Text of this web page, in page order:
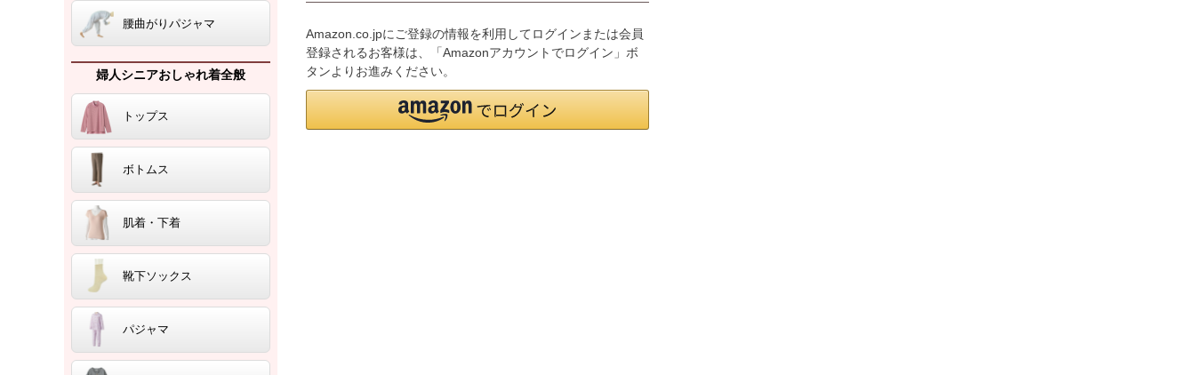
腰曲がりパジャマ
婦人シニアおしゃれ着全般
トップス
ボトムス
肌着・下着
靴下ソックス
パジャマ
Amazon.co.jpにご登録の情報を利用してログインまたは会員
登録されるお客様は、「Amazonアカウントでログイン」ボ
タンよりお進みください。